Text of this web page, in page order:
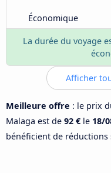
Économique
La durée du voyage
Afficher
Meilleure offre : le prix
Malaga est de 92 € le 18/
bénéficient de